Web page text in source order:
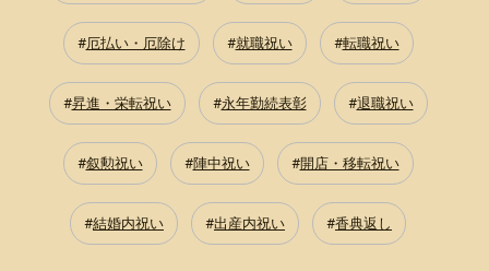
厄払い・厄除け 就職祝い 転職祝い
昇進・栄転祝い 永年勤続表彰 退職祝い
叙勲祝い 陣中祝い 開店・移転祝い
結婚内祝い 出産内祝い 香典返し